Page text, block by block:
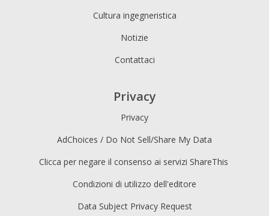
Cultura ingegneristica
Notizie
Contattaci
Privacy
Privacy
AdChoices / Do Not Sell/Share My Data
Clicca per negare il consenso ai servizi ShareThis
Condizioni di utilizzo dell'editore
Data Subject Privacy Request